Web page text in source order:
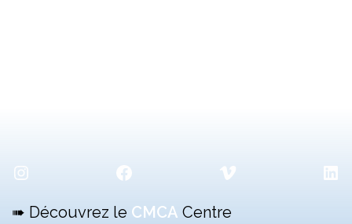
Instagram Facebook Vimeo
➠ Découvrez le CMCA Centre